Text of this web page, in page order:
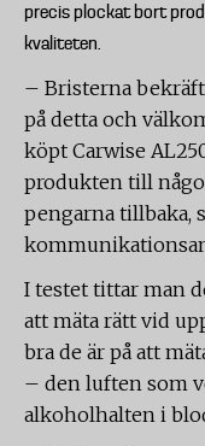
precis plockat bort
kvaliteten.
– Bristerna
på detta och
köpt Carwise
produkten till
pengarna tillbaka,
I testet tittar man
att mäta rätt vid
bra de är på att
– den luften som
alkoholhalten i